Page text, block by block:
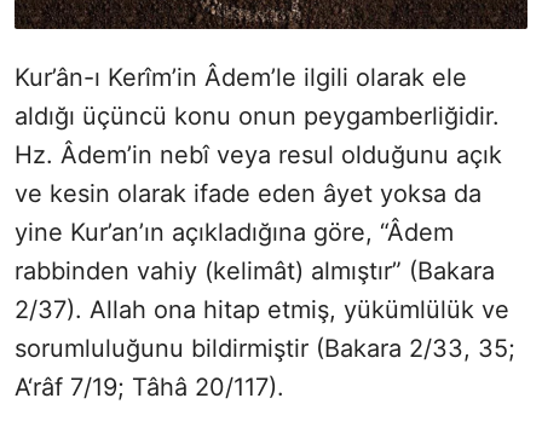
Kur’ân-ı Kerîm’in Âdem’le ilgili olarak ele
aldığı üçüncü konu onun peygamberliğidir.
Hz. Âdem’in nebî veya resul olduğunu açık
ve kesin olarak ifade eden âyet yoksa da
yine Kur’an’ın açıkladığına göre, “Âdem
rabbinden vahiy (kelimât) almıştır” (Bakara
2/37). Allah ona hitap etmiş, yükümlülük ve
sorumluluğunu bildirmiştir (Bakara 2/33, 35;
A‘râf 7/19; Tâhâ 20/117).